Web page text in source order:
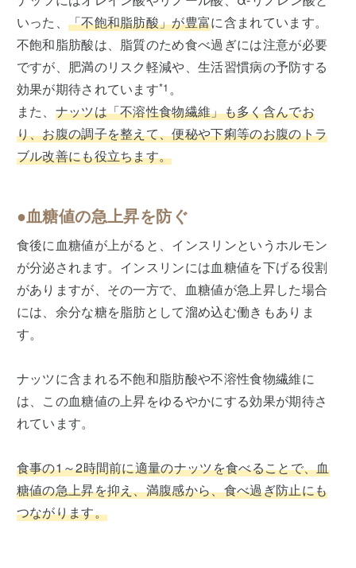
いった、 「不飽和脂肪酸」が豊富に含まれています。
不飽和脂肪酸は、脂質のため食べ過ぎには注意が必要
ですが、肥満のリスク軽減や、生活習慣病の予防する
効果が期待されています*1 。
また、 ナッツは「不溶性食物繊維」も多く含んでお
り、お腹の調子を整えて、便秘や下痢等のお腹のトラ
ブル改善にも役立ちます。
●︎血糖値の急上昇を防ぐ
食後に血糖値が上がると、インスリンというホルモン
が分泌されます。インスリンには血糖値を下げる役割
がありますが、その一方で、血糖値が急上昇した場合
には、余分な糖を脂肪として溜め込む働きもありま
す。
ナッツに含まれる不飽和脂肪酸や不溶性食物繊維に
は、この血糖値の上昇をゆるやかにする効果が期待さ
れています。
食事の1～2時間前に適量のナッツを食べることで、血
糖値の急上昇を抑え、満腹感から、食べ過ぎ防止にも
つながります。